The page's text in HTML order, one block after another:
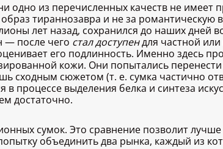
одно из перечисленных качеств не имеет
тираннозавра и не за
лет назад, сохранился до наших дней
— после чего стал доступендля частной
его подлинность. Именно здесь
кожи. Они попытались
сходным сюжетом (т. е. сумка частично
процессе выделения белка и синтеза
достаточно.
сумок. Это сравнение позволит
объединить два рынка, каждый из